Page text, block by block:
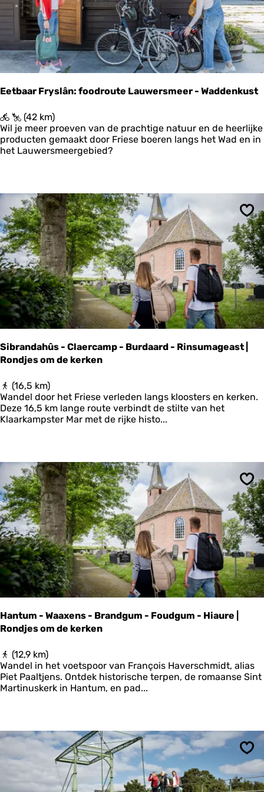
e
s
m
d
e
k
e
r
e
n
c
d
e
e
ë
n
a
d
Eetbaar Fryslân: foodroute Lauwersmeer - Waddenkust
E
e
t
b
F
y
s
l
â
n
:
f
o
o
r
o
u
t
L
a
u
w
m
e
r
-
W
a
d
d
e
n
u
s
t
(42 km)
Wil je meer proeven van de prachtige natuur en de heerlijke
producten gemaakt door Friese boeren langs het Wad en in
het Lauwersmeergebied?
Sibrandahûs - Claercamp - Burdaard - Rinsumageast |
Rondjes om de kerken
S
i
b
r
a
û
s
-
C
l
a
e
r
c
m
p
-
B
r
d
a
a
R
i
(16,5 km)
Wandel door het Friese verleden langs kloosters en kerken.
Deze 16,5 km lange route verbindt de stilte van het
Klaarkampster Mar met de rijke histo...
Hantum - Waaxens - Brandgum - Foudgum - Hiaure |
Rondjes om de kerken
H
a
n
t
W
a
(12,9 km)
Wandel in het voetspoor van François Haverschmidt, alias
Piet Paaltjens. Ontdek historische terpen, de romaanse Sint
Martinuskerk in Hantum, en pad...